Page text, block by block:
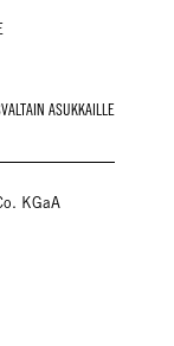
ASUKKAILLE
KGaA